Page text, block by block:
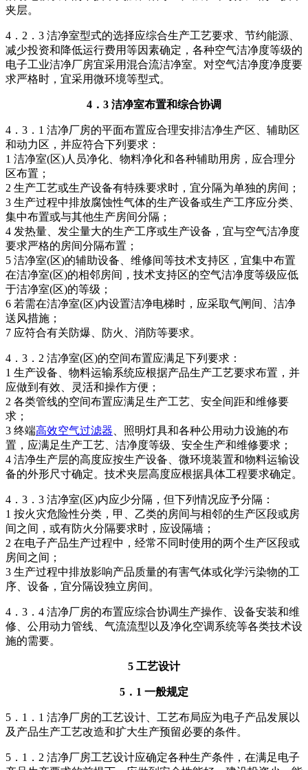
夹层。
4．2．3 洁净室型式的选择应综合生产工艺要求、节约能源、
减少投资和降低运行费用等因素确定，各种空气洁净度等级的
电子工业洁净厂房宜采用混合流洁净室。对空气洁净度净度要
求严格时，宜采用微环境等型式。
4．3 洁净室布置和综合协调
4．3．1 洁净厂房的平面布置应合理安排洁净生产区、辅助区
和动力区，并应符合下列要求：
1 洁净室(区)人员净化、物料净化和各种辅助用房，应合理分
区布置；
2 生产工艺或生产设备有特殊要求时，宜分隔为单独的房间；
3 生产过程中排放腐蚀性气体的生产设备或生产工序应分类、
集中布置或与其他生产房间分隔；
4 发热量、发尘量大的生产工序或生产设备，宜与空气洁净度
要求严格的房间分隔布置；
5 洁净室(区)的辅助设备、维修间等技术支持区，宜集中布置
在洁净室(区)的相邻房间，技术支持区的空气洁净度等级应低
于洁净室(区)的等级；
6 若需在洁净室(区)内设置洁净电梯时，应采取气闸间、洁净
送风措施；
7 应符合有关防爆、防火、消防等要求。
4．3．2 洁净室(区)的空间布置应满足下列要求：
1 生产设备、物料运输系统应根据产品生产工艺要求布置，并
应做到有效、灵活和操作方便；
2 各类管线的空间布置应满足生产工艺、安全间距和维修要
求；
3 终端高效空气过滤器 、照明灯具和各种公用动力设施的布
置，应满足生产工艺、洁净度等级、安全生产和维修要求；
4 洁净生产层的高度应按生产设备、微环境装置和物料运输设
备的外形尺寸确定。技术夹层高度应根据具体工程要求确定。
4．3．3 洁净室(区)内应少分隔，但下列情况应予分隔：
1 按火灾危险性分类，甲、乙类的房间与相邻的生产区段或房
间之间，或有防火分隔要求时，应设隔墙；
2 在电子产品生产过程中，经常不同时使用的两个生产区段或
房间之间；
3 生产过程中排放影响产品质量的有害气体或化学污染物的工
序、设备，宜分隔设独立房间。
4．3．4 洁净厂房的布置应综合协调生产操作、设备安装和维
修、公用动力管线、气流流型以及净化空调系统等各类技术设
施的需要。
5 工艺设计
5．1 一般规定
5．1．1 洁净厂房的工艺设计、工艺布局应为电子产品发展以
及产品生产工艺改造和扩大生产预留必要的条件。
5．1．2 洁净厂房工艺设计应确定各种生产条件，在满足电子